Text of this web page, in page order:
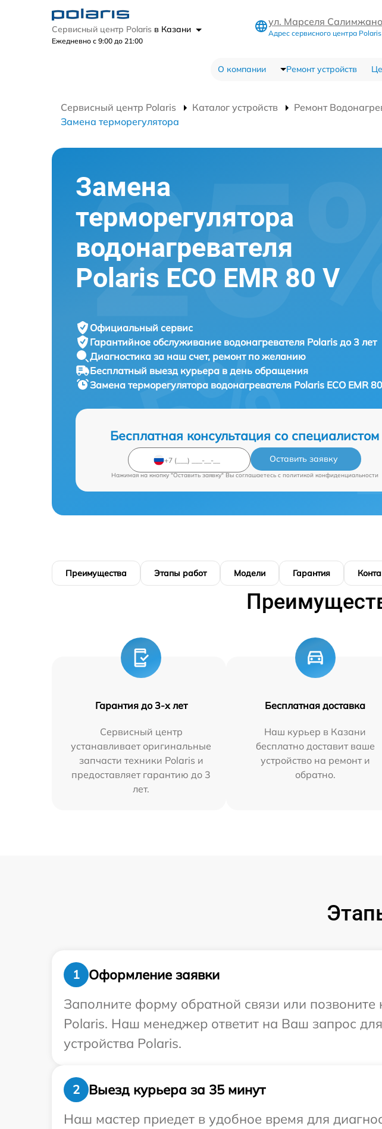
Сервисный центр Polaris в Казани
Ежедневно с 9:00 до 21:00
ул. Марселя
Адрес сервисного центра Polaris
О компании Ремонт устройств
Сервисный центр Polaris Каталог устройств Ремонт
Замена терморегулятора
Замена
терморегулятора
водонагревателя
Polaris ECO EMR 80 V
Официальный сервис
Гарантийное обслуживание водонагревателя Polaris до 3 лет
Диагностика за наш счет, ремонт по желанию
Бесплатный выезд курьера в день обращения
Замена терморегулятора водонагревателя Polaris ECO EMR
Бесплатная консультация со специалистом
Оставить заявку
Нажимая на кнопку "Оставить заявку" Вы соглашаетесь c политикой конфиденциальности
Преимущества Этапы работ Модели Гарантия
Гарантия до 3-х лет
Сервисный центр
устанавливает оригинальные
запчасти техники Polaris и
предоставляет гарантию до 3
лет.
Бесплатная доставка
Наш курьер в Казани
бесплатно доставит ваше
устройство на ремонт и
обратно.
1
Оформление заявки
Заполните форму обратной связи или
Polaris. Наш менеджер ответит на Ваш запрос
устройства Polaris.
2
Выезд курьера за 35 минут
Наш мастер приедет в удобное время для